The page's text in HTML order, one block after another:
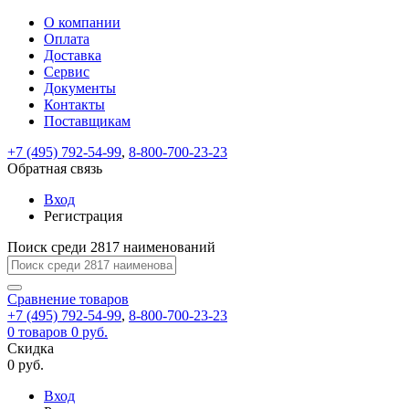
ВходРегистрация
test@example.com
отправлена
по
ней
завершения
регистрации.
Ок
Запомнить
меня
Забыли
Восстановление
пароля
Заполните
форму.
Мы
отправим
ссылку
указанный
электронный
перейдя
по
которой
вы
задать
На
вашу
почту
test@test.ru
ссылка.
Перейдите
по
для
смены
пароля.
Введите
новый
пароль
Сменить
Пароль
успешно
восстановлен
Обратная
связь
Сообщение
пользовательского
сообщение
успешно
отправлено.
О компании
Оплата
Доставка
Сервис
Документы
Контакты
Поставщикам
+7 (495) 792-54-99, 8-800-700-23-23
Обратная связь
Вход
Регистрация
Поиск среди 2817 наименований
Сравнение товаров
+7 (495) 792-54-99, 8-800-700-23-23
0 товаров 0 руб.
Скидка
0 руб.
Вход